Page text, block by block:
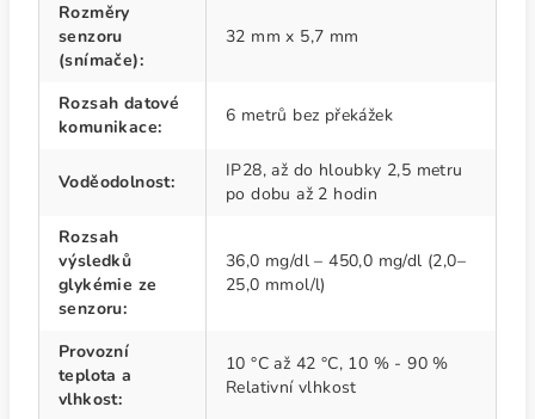
Rozměry
senzoru
(snímače):
32 mm x 5,7 mm
Rozsah datové
komunikace:
6 metrů bez překážek
Voděodolnost:
IP28, až do hloubky 2,5 metru
po dobu až 2 hodin
Rozsah
výsledků
glykémie ze
senzoru:
36,0 mg/dl – 450,0 mg/dl (2,0–
25,0 mmol/l)
Provozní
teplota a
vlhkost:
10 °C až 42 °C, 10 % - 90 %
Relativní vlhkost